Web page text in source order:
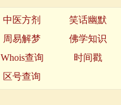
中医方剂
笑话幽默
周易解梦
佛学知识
Whois查询
时间戳
区号查询